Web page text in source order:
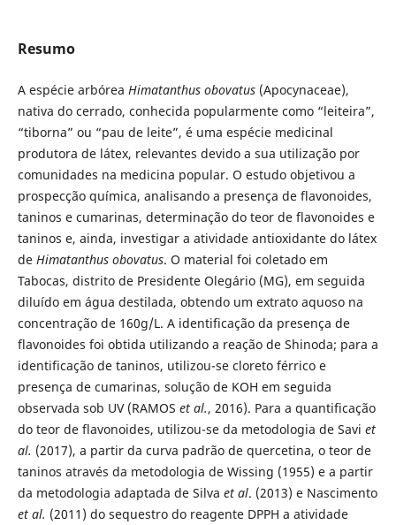
Resumo
A espécie arbórea Himatanthus obovatus(Apocynaceae),
nativa do cerrado, conhecida popularmente como “leiteira”,
“tiborna” ou “pau de leite”, é uma espécie medicinal
produtora de látex, relevantes devido a sua utilização por
comunidades na medicina popular. O estudo objetivou a
prospecção química, analisando a presença de flavonoides,
taninos e cumarinas, determinação do teor de flavonoides e
taninos e, ainda, investigar a atividade antioxidante do látex
de Himatanthus obovatus. O material foi coletado em
Tabocas, distrito de Presidente Olegário (MG), em seguida
diluído em água destilada, obtendo um extrato aquoso na
concentração de 160g/L. A identificação da presença de
flavonoides foi obtida utilizando a reação de Shinoda; para a
identificação de taninos, utilizou-se cloreto férrico e
presença de cumarinas, solução de KOH em seguida
observada sob UV (RAMOS et al., 2016). Para a quantificação
do teor de flavonoides, utilizou-se da metodologia de Savi et
al. (2017), a partir da curva padrão de quercetina, o teor de
taninos através da metodologia de Wissing (1955) e a partir
da metodologia adaptada de Silva et al. (2013) e Nascimento
et al. (2011) do sequestro do reagente DPPH a atividade